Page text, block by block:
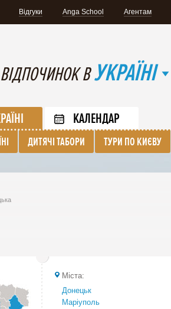
Відгуки Anga School Агентам
В УКРАЇНІ
КАЛЕНДАР
ДИТЯЧІ ТАБОРИ ТУРИ ПО КИЄВУ
Міста:
Донецьк
Маріуполь